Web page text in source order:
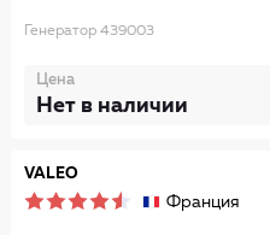
Генератор 439003
Цена
Нет в наличии
VALEO
Франция